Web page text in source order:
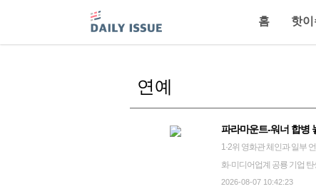
홈 핫
연예
파라마운트-워너 합병
1·2위 영화관 체인과 일부 언론인·제
화·미디어업계 공룡 기업
합병(M&A)이 멈춰서자 할
2026-08-07 10:42:23